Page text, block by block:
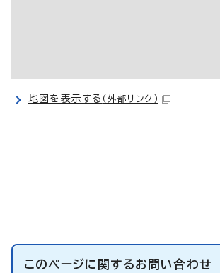
地図を表示する （外部リンク）
このページに関するお問い合わせ